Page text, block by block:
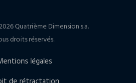
Quatrième Dimension s.a.
droits réservés.
légales